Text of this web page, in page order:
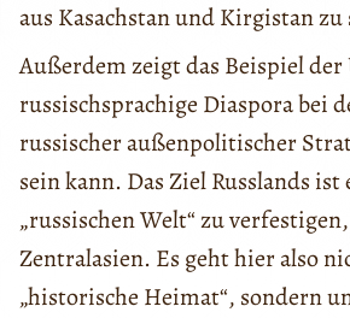
aus Kasachstan und Kirgistan zu
Außerdem zeigt das Beispiel der
russischsprachige Diaspora bei
russischer außenpolitischer
sein kann. Das Ziel Russlands ist
„russischen Welt“ zu
Zentralasien. Es geht hier also
„historische Heimat“, sondern